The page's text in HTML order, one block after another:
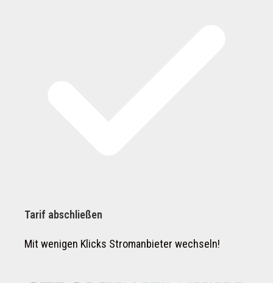
Tarif abschließen
Mit wenigen Klicks Stromanbieter wechseln!